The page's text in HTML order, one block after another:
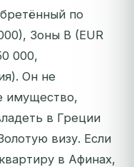
по
Зоны B (EUR
000,
Он не
имущество,
в Греции
визу. Если
в Афинах,